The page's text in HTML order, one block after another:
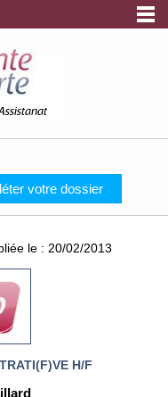
votre dossier
le : 20/02/2013
H/F